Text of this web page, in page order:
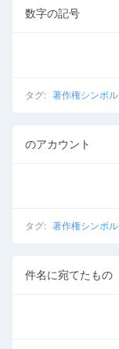
数字の記号
タグ: 著作権シンボル
のアカウント
タグ: 著作権シンボル
件名に宛てたもの